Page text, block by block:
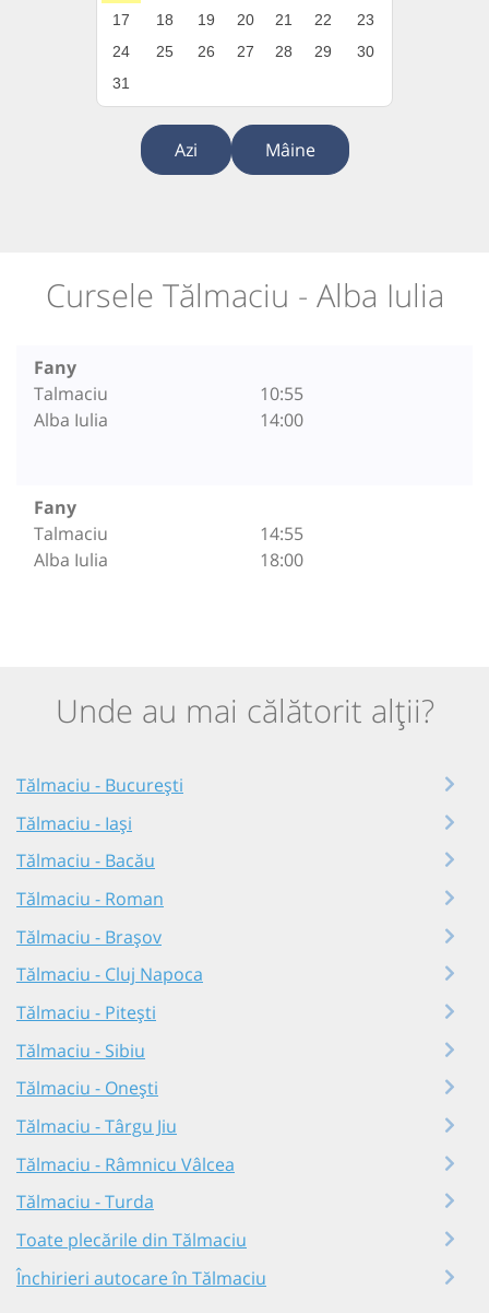
17
18 19 20 21 22
23
24
25 26 27 28 29
30
31
Azi Mâine
Cursele Tălmaciu - Alba Iulia
Fany
Talmaciu
Alba Iulia
10:55
14:00
Fany
Talmaciu
Alba Iulia
14:55
18:00
Unde au mai călătorit alții?
Tălmaciu - București
Tălmaciu - Iași
Tălmaciu - Bacău
Tălmaciu - Roman
Tălmaciu - Brașov
Tălmaciu - Cluj Napoca
Tălmaciu - Pitești
Tălmaciu - Sibiu
Tălmaciu - Onești
Tălmaciu - Târgu Jiu
Tălmaciu - Râmnicu Vâlcea
Tălmaciu - Turda
Toate plecările din Tălmaciu
Închirieri autocare în Tălmaciu